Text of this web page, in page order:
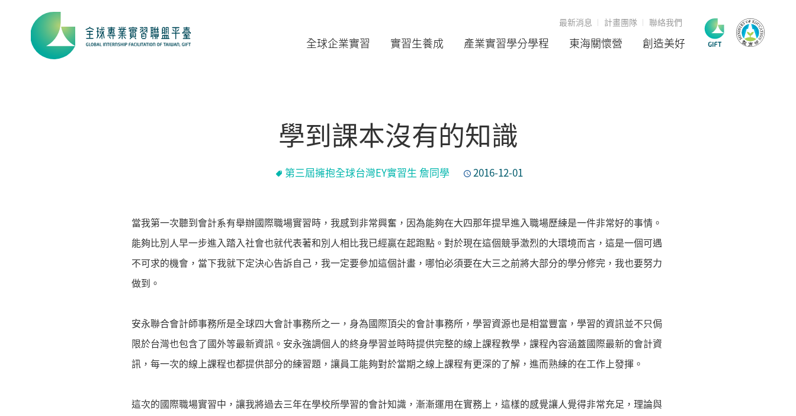
全球企業實習 實習生養成 產業實習學分學程 東海關懷營 創造美好
最新消息 計畫團隊 聯絡我們
學到課本沒有的知識
第三屆擁抱全球台灣EY實習生 詹同學 2016-12-01
當我第一次聽到會計系有舉辦國際職場實習時，我感到非常興奮，因為能夠在大四那年提早進入職場歷練是一件非常好的事情。
能夠比別人早一步進入踏入社會也就代表著和別人相比我已經贏在起跑點。對於現在這個競爭激烈的大環境而言，這是一個可遇
不可求的機會，當下我就下定決心告訴自己，我一定要參加這個計畫，哪怕必須要在大三之前將大部分的學分修完，我也要努力
做到。
安永聯合會計師事務所是全球四大會計事務所之一，身為國際頂尖的會計事務所，學習資源也是相當豐富，學習的資訊並不只侷
限於台灣也包含了國外等最新資訊。安永強調個人的終身學習並時時提供完整的線上課程教學，課程內容涵蓋國際最新的會計資
訊，每一次的線上課程也都提供部分的練習題，讓員工能夠對於當期之線上課程有更深的了解，進而熟練的在工作上發揮。
這次的國際職場實習中，讓我將過去三年在學校所學習的會計知識，漸漸運用在實務上，這樣的感覺讓人覺得非常充足，理論與